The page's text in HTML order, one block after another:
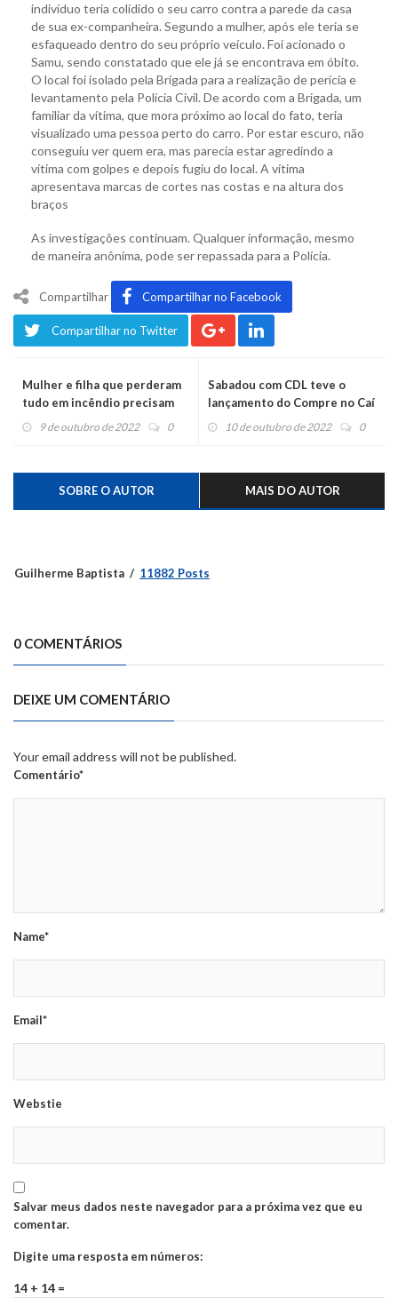
indivíduo teria colidido o seu carro contra a parede da casa
de sua ex-companheira. Segundo a mulher, após ele teria se
esfaqueado dentro do seu próprio veículo. Foi acionado o
Samu, sendo constatado que ele já se encontrava em óbito.
O local foi isolado pela Brigada para a realização de perícia e
levantamento pela Polícia Civil. De acordo com a Brigada, um
familiar da vítima, que mora próximo ao local do fato, teria
visualizado uma pessoa perto do carro. Por estar escuro, não
conseguiu ver quem era, mas parecia estar agredindo a
vítima com golpes e depois fugiu do local. A vítima
apresentava marcas de cortes nas costas e na altura dos
braços
As investigações continuam. Qualquer informação, mesmo
de maneira anônima, pode ser repassada para a Polícia.
Compartilhar Compartilhar no Facebook
Compartilhar no Twitter
Mulher e filha que perderam
tudo em incêndio precisam
de ajuda9 de outubro de 2022 0
Sabadou com CDL teve o
lançamento do Compre no Caí
10 de outubro de 2022 0
SOBRE O AUTOR MAIS DO AUTOR
Guilherme Baptista 11882 Posts
0 COMENTÁRIOS
DEIXE UM COMENTÁRIO
Your email address will not be published.
Comentário*
Name*
Email*
Webstie
Salvar meus dados neste navegador para a próxima vez que eu
comentar.
Digite uma resposta em números:
14 + 14 =